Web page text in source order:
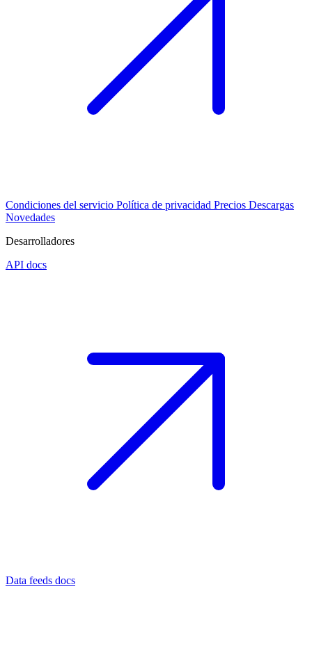
Condiciones del servicio Política de privacidad Precios Descargas
Novedades
Desarrolladores
API docs
Data feeds docs